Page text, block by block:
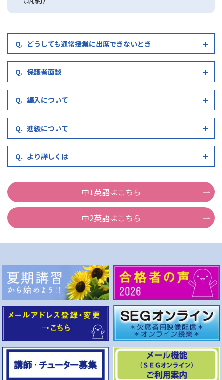
どうしても通常授業に出席できないとき
保護者面談
編入について
進級について
より詳しくは
中1英語はこちら
中2英語はこちら